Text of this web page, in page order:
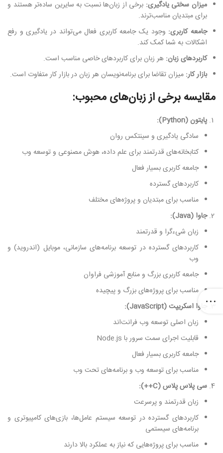
میزان سختی یادگیری: برخی از زبان‌ها نسبت به سایرین ساده‌تر هستند و
برای مبتدیان مناسب‌ترند.
جامعه کاربری: وجود یک جامعه کاربری فعال می‌تواند در یادگیری و رفع
اشکالات به شما کمک کند.
کاربردهای زبان: هر زبان برای کاربردهای خاصی مناسب است.
بازار کار: میزان تقاضا برای برنامه‌نویسان هر زبان در بازار کار متفاوت است.
مقایسه برخی از زبان‌های محبوب:
پایتون (Python):
سادگی یادگیری و سینتکس روان
کتابخانه‌های قدرتمند برای علم داده، هوش مصنوعی و توسعه وب
جامعه کاربری بسیار فعال
کاربردهای گسترده
مناسب برای مبتدیان و پروژه‌های مختلف
جاوا (Java):
زبان شیءگرا و قدرتمند
کاربردهای گسترده در توسعه برنامه‌های سازمانی، موبایل (اندروید) و
وب
جامعه کاربری بزرگ و منابع آموزشی فراوان
مناسب برای پروژه‌های بزرگ و پیچیده
جاوا اسکریپت (JavaScript):
زبان اصلی توسعه وب فرانت‌اند
قابلیت اجرای سمت سرور با Node.js
جامعه کاربری بسیار فعال
مناسب برای توسعه وب و برنامه‌های تحت وب
سی پلاس پلاس (C++):
زبان قدرتمند و پرسرعت
کاربردهای گسترده در توسعه سیستم عامل‌ها، بازی‌های کامپیوتری و
برنامه‌های سیستمی
مناسب برای پروژه‌هایی که نیاز به عملکرد بالا دارند